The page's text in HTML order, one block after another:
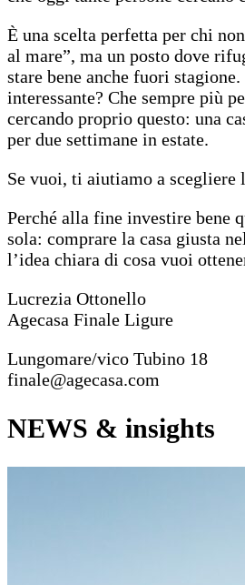
È una scelta perfetta per chi
al mare”, ma un posto dove
stare bene anche fuori
interessante? Che sempre più
cercando proprio questo: una
per due settimane in estate.
Se vuoi, ti aiutiamo a scegliere
Perché alla fine investire bene
sola: comprare la casa giusta
l’idea chiara di cosa vuoi
Lucrezia Ottonello
Agecasa Finale Ligure
Lungomare/vico Tubino 18
finale@agecasa.com
NEWS & insights